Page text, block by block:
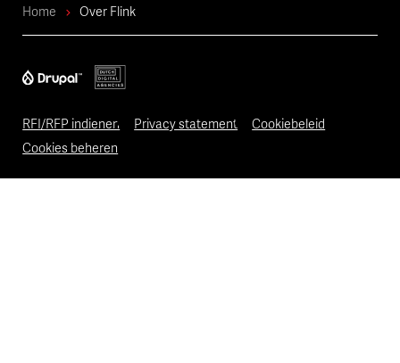
Home Over Flink
RFI/RFP indienen Privacy statement
Cookiebeleid
Cookies beheren